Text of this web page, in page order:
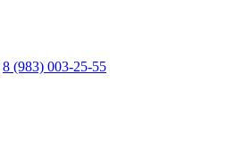
8 (983) 003-25-55